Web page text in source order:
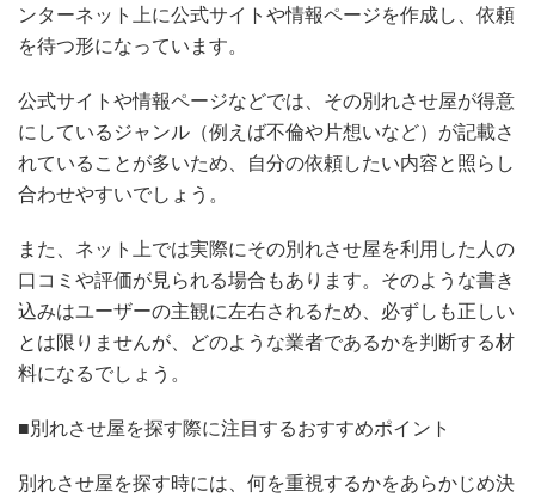
ンターネット上に公式サイトや情報ページを作成し、依頼
を待つ形になっています。
公式サイトや情報ページなどでは、その別れさせ屋が得意
にしているジャンル（例えば不倫や片想いなど）が記載さ
れていることが多いため、自分の依頼したい内容と照らし
合わせやすいでしょう。
また、ネット上では実際にその別れさせ屋を利用した人の
口コミや評価が見られる場合もあります。そのような書き
込みはユーザーの主観に左右されるため、必ずしも正しい
とは限りませんが、どのような業者であるかを判断する材
料になるでしょう。
■別れさせ屋を探す際に注目するおすすめポイント
別れさせ屋を探す時には、何を重視するかをあらかじめ決